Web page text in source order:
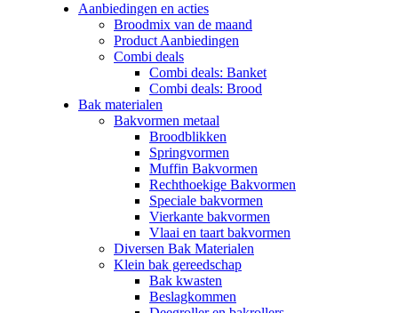
Aanbiedingen en acties
Broodmix van de maand
Product Aanbiedingen
Combi deals
Combi deals: Banket
Combi deals: Brood
Bak materialen
Bakvormen metaal
Broodblikken
Springvormen
Muffin Bakvormen
Rechthoekige Bakvormen
Speciale bakvormen
Vierkante bakvormen
Vlaai en taart bakvormen
Diversen Bak Materialen
Klein bak gereedschap
Bak kwasten
Beslagkommen